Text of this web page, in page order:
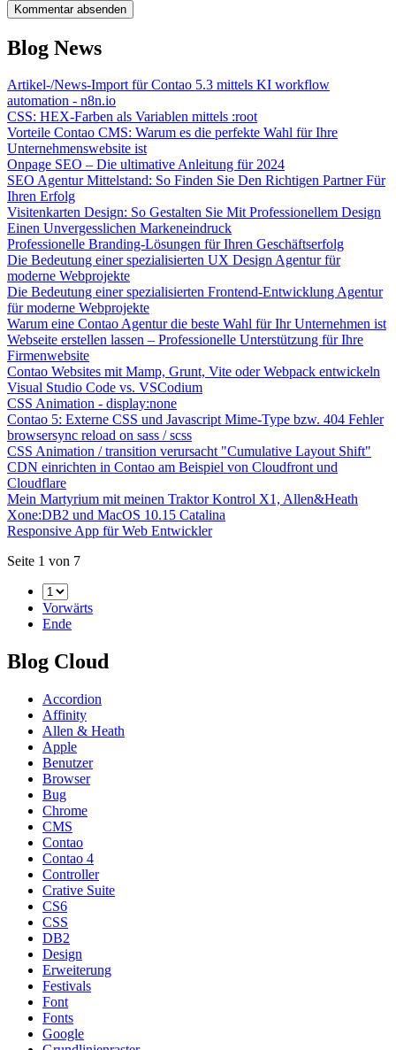
Kommentar absenden
Blog News
Artikel-/News-Import für Contao 5.3 mittels KI workflow
automation - n8n.io
CSS: HEX-Farben als Variablen mittels :root
Vorteile Contao CMS: Warum es die perfekte Wahl für Ihre
Unternehmenswebsite ist
Onpage SEO – Die ultimative Anleitung für 2024
SEO Agentur Mittelstand: So Finden Sie Den Richtigen Partner Für
Ihren Erfolg
Visitenkarten Design: So Gestalten Sie Mit Professionellem Design
Einen Unvergesslichen Markeneindruck
Professionelle Branding-Lösungen für Ihren Geschäftserfolg
Die Bedeutung einer spezialisierten UX Design Agentur für
moderne Webprojekte
Die Bedeutung einer spezialisierten Frontend-Entwicklung Agentur
für moderne Webprojekte
Warum eine Contao Agentur die beste Wahl für Ihr Unternehmen ist
Webseite erstellen lassen – Professionelle Unterstützung für Ihre
Firmenwebsite
Contao Websites mit Mamp, Grunt, Vite oder Webpack entwickeln
Visual Studio Code vs. VSCodium
CSS Animation - display:none
Contao 5: Externe CSS und Javascript Mime-Type bzw. 404 Fehler
browsersync reload on sass / scss
CSS Animation / transition verursacht "Cumulative Layout Shift"
CDN einrichten in Contao am Beispiel von Cloudfront und
Cloudflare
Mein Martyrium mit meinen Traktor Kontrol X1, Allen&Heath
Xone:DB2 und MacOS 10.15 Catalina
Responsive App für Web Entwickler
Seite 1 von 7
Vorwärts
Ende
Blog Cloud
Accordion
Affinity
Allen & Heath
Apple
Benutzer
Browser
Bug
Chrome
CMS
Contao
Contao 4
Controller
Crative Suite
CS6
CSS
DB2
Design
Erweiterung
Festivals
Font
Fonts
Google